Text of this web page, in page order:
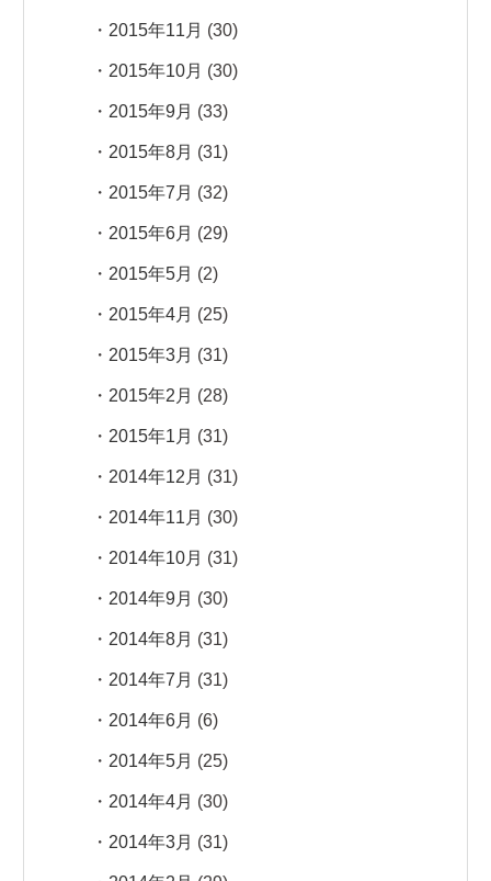
2015年11月 (30)
2015年10月 (30)
2015年9月 (33)
2015年8月 (31)
2015年7月 (32)
2015年6月 (29)
2015年5月 (2)
2015年4月 (25)
2015年3月 (31)
2015年2月 (28)
2015年1月 (31)
2014年12月 (31)
2014年11月 (30)
2014年10月 (31)
2014年9月 (30)
2014年8月 (31)
2014年7月 (31)
2014年6月 (6)
2014年5月 (25)
2014年4月 (30)
2014年3月 (31)